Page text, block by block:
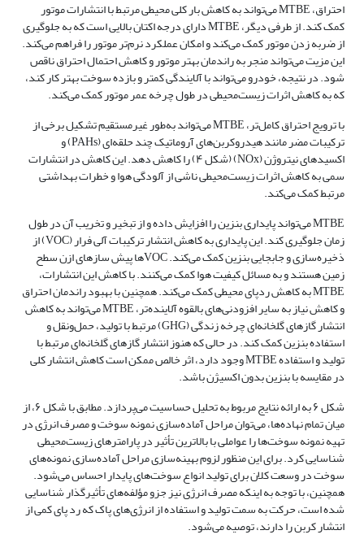
احتراق، MTBE می‌تواند به کاهش بار کلی محیطی مرتبط با انتشارات موتور
کمک کند. از طرفی دیگر، MTBE دارای درجه اکتان بالایی است که به جلوگیری
از ضربه زدن موتور کمک می‌کند و امکان عملکرد نرم‌تر موتور را فراهم می‌کند.
این مزیت می‌تواند منجر به راندمان بهتر موتور و کاهش احتمال احتراق ناقص
شود. در نتیجه، خودرو می‌تواند با آلایندگی کمتر و بازده سوخت بهتر کار کند،
که به کاهش اثرات زیست‌محیطی در طول چرخه عمر موتور کمک می‌کند.
با ترویج احتراق کامل‌تر، MTBE می‌تواند به‌طور غیرمستقیم تشکیل برخی از
ترکیبات مضر مانند هیدروکربن‌های آروماتیک چند حلقه‌ای (PAHs) و
اکسیدهای نیتروژن (NOx) (شکل ۴) را کاهش دهد. این کاهش در انتشارات
سمی به کاهش اثرات زیست‌محیطی ناشی از آلودگی هوا و خطرات بهداشتی
مرتبط کمک می‌کند.
MTBE می‌تواند پایداری بنزین را افزایش داده و از تبخیر و تخریب آن در طول
زمان جلوگیری کند. این پایداری به کاهش انتشار ترکیبات آلی فرار (VOC) از
ذخیره‌سازی و جابجایی بنزین کمک می‌کند. VOC‌ها پیش سازهای ازن سطح
زمین هستند و به مسائل کیفیت هوا کمک می‌کنند. با کاهش این انتشارات،
MTBE به کاهش ردپای محیطی کمک می‌کند. همچنین با بهبود راندمان احتراق
و کاهش نیاز به سایر افزودنی‌های بالقوه آلاینده‌تر، MTBE می‌تواند به کاهش
انتشار گازهای گلخانه‌ای چرخه زندگی (GHG) مرتبط با تولید، حمل‌ونقل و
استفاده بنزین کمک کند. در حالی که هنوز انتشار گازهای گلخانه‌ای مرتبط با
تولید و استفاده MTBE وجود دارد، اثر خالص ممکن است کاهش انتشار کلی
در مقایسه با بنزین بدون اکسیژن باشد.
شکل ۶ به ارائه نتایج مربوط به تحلیل حساسیت می‌پردازد. مطابق با شکل ۶، از
میان تمام نهاده‌ها، می‌توان مراحل آماده‌سازی نمونه سوخت و مصرف انرژی در
تهیه نمونه سوخت‌ها را عواملی با بالاترین تأثیر در پارامترهای زیست‌محیطی
شناسایی کرد. برای این منظور لزوم بهینه‌سازی مراحل آماده‌سازی نمونه‌های
سوخت در وسعت کلان برای تولید انواع سوخت‌های پایدار احساس می‌شود.
همچنین، با توجه به اینکه مصرف انرژی نیز جزو مؤلفه‌های تأثیرگذار شناسایی
شده است، حرکت به سمت تولید و استفاده از انرژی‌های پاک که رد پای کمی از
انتشار کربن را دارند، توصیه می‌شود.